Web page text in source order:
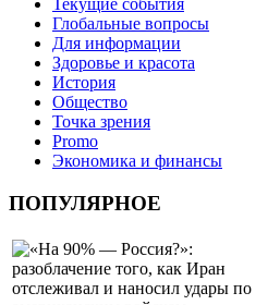
Текущие события
Глобальные вопросы
Для информации
Здоровье и красота
История
Общество
Точка зрения
Promo
Экономика и финансы
ПОПУЛЯРНОЕ